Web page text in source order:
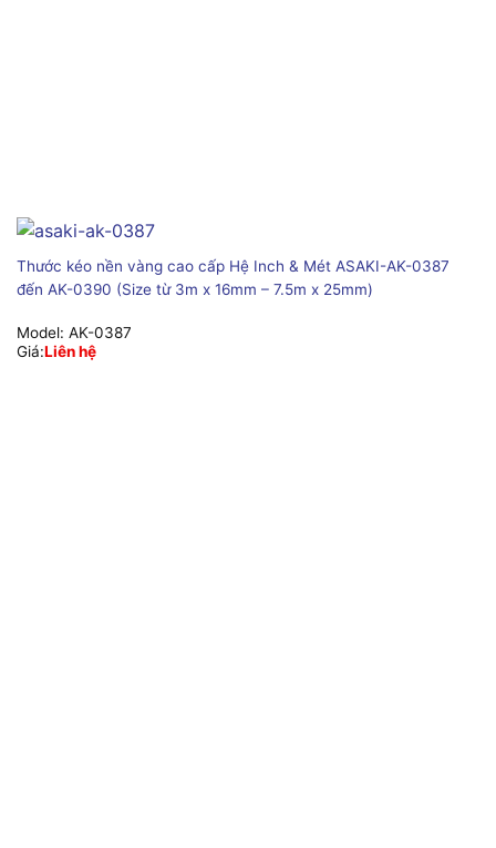
Thước kéo nền vàng cao cấp Hệ Inch & Mét ASAKI-AK-0387
đến AK-0390 (Size từ 3m x 16mm – 7.5m x 25mm)
Model: AK-0387
Giá:Liên hệ